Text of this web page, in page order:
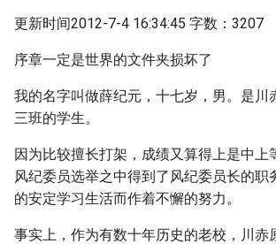
更新时间2012-7-4 16:34:45 字数：3207
序章一定是世界的文件夹损坏了
我的名字叫做薛纪元，十七岁，男。是川
三班的学生。
因为比较擅长打架，成绩又算得上是中上
风纪委员选举之中得到了风纪委员长的职
的安定学习生活而作着不懈的努力。
事实上，作为有数十年历史的老校，川赤